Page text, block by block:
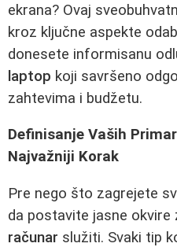
ekrana? Ovaj
kroz ključne aspekte
donesete informisanu
laptop koji savršeno
zahtevima i budžetu.
Definisanje Vaših
Najvažniji Korak
Pre nego što zagrejete
da postavite jasne okvire
računar služiti. Svaki tip